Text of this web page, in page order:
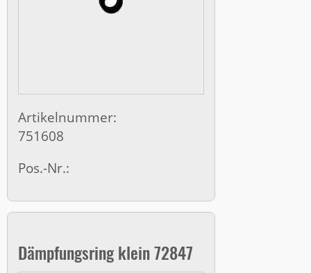
Artikelnummer:
751608
Pos.-Nr.:
Dämpfungsring klein 72847